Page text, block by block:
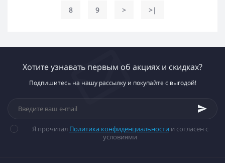
8 9 > >|
Хотите узнавать первым об акциях и скидках?
Подпишитесь на нашу рассылку и покупайте с выгодой!
Я прочитал Политика конфиденциальности и согласен с
условиями